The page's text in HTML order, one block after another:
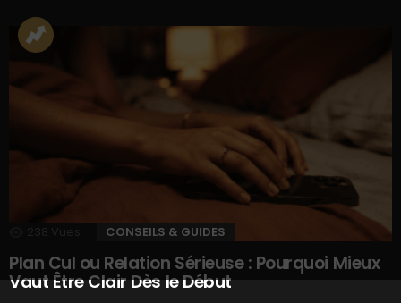
CONSEILS & GUIDES
Plan Cul ou Relation Sérieuse : Pourquoi Mieux
Vaut Être Clair Dès le Début